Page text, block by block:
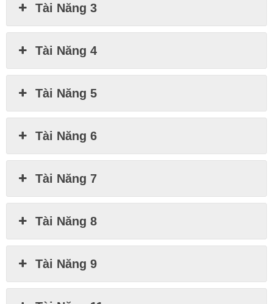
Tài Năng 3
Tài Năng 4
Tài Năng 5
Tài Năng 6
Tài Năng 7
Tài Năng 8
Tài Năng 9